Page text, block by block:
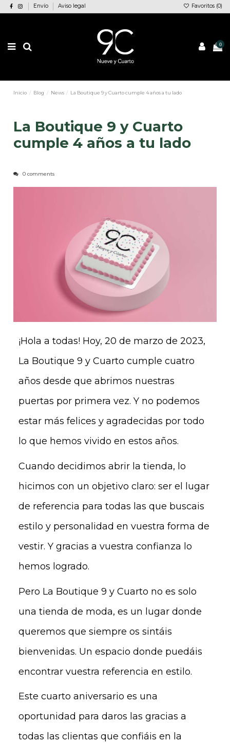
Envío Aviso legal Favoritos (0)
0
Inicio Blog News La Boutique 9 y Cuarto cumple 4 años a tu lado
La Boutique 9 y Cuarto
cumple 4 años a tu lado
0 comments
¡Hola a todas! Hoy, 20 de marzo de 2023,
La Boutique 9 y Cuarto cumple cuatro
años desde que abrimos nuestras
puertas por primera vez. Y no podemos
estar más felices y agradecidas por todo
lo que hemos vivido en estos años.
Cuando decidimos abrir la tienda, lo
hicimos con un objetivo claro: ser el lugar
de referencia para todas las que buscais
estilo y personalidad en vuestra forma de
vestir. Y gracias a vuestra confianza lo
hemos logrado.
Pero La Boutique 9 y Cuarto no es solo
una tienda de moda, es un lugar donde
queremos que siempre os sintáis
bienvenidas. Un espacio donde puedáis
encontrar vuestra referencia en estilo.
Este cuarto aniversario es una
oportunidad para daros las gracias a
todas las clientas que confiáis en la